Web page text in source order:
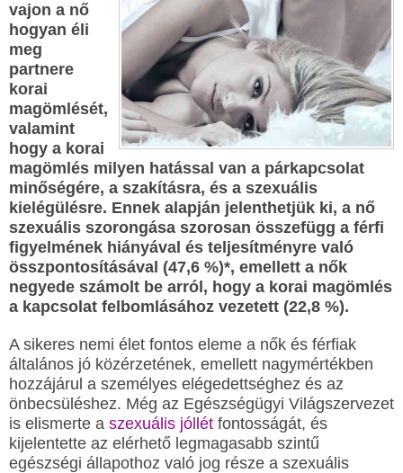
vajon a nő
hogyan éli
meg
partnere
korai
magömlését,
valamint
hogy a korai
magömlés milyen hatással van a párkapcsolat
minőségére, a szakításra, és a szexuális
kielégülésre. Ennek alapján jelenthetjük ki, a nő
szexuális szorongása szorosan összefügg a férfi
figyelmének hiányával és teljesítményre való
összpontosításával (47,6 %)*, emellett a nők
negyede számolt be arról, hogy a korai magömlés
a kapcsolat felbomlásához vezetett (22,8 %).
A sikeres nemi élet fontos eleme a nők és férfiak
általános jó közérzetének, emellett nagymértékben
hozzájárul a személyes elégedettséghez és az
önbecsüléshez. Még az Egészségügyi Világszervezet
is elismerte a szexuális jóllét fontosságát, és
kijelentette az elérhető legmagasabb szintű
egészségi állapothoz való jog része a szexuális